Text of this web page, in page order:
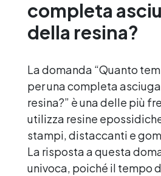
silicone fai da te
Stampo cuore silicone
silicone Stampo in
completa
della resina?
La domanda “Quanto
per una completa
resina?” è una delle più
utilizza resine
stampi, distaccanti e
La risposta a questa
univoca, poiché il tempo